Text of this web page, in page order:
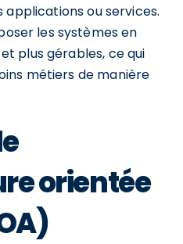
ou services.
les systèmes en
plus gérables, ce qui
métiers de manière
orientée